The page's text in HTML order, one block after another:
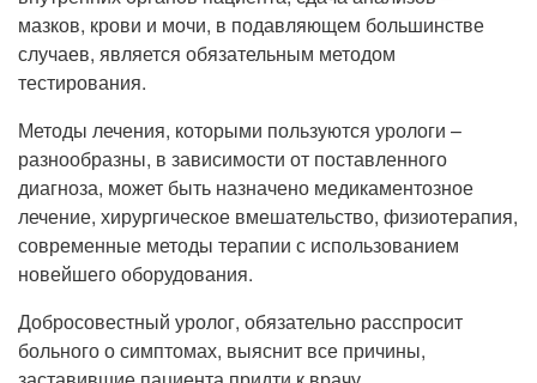
мазков, крови и мочи, в подавляющем большинстве
случаев, является обязательным методом
тестирования.
Методы лечения, которыми пользуются урологи –
разнообразны, в зависимости от поставленного
диагноза, может быть назначено медикаментозное
лечение, хирургическое вмешательство, физиотерапия,
современные методы терапии с использованием
новейшего оборудования.
Добросовестный уролог, обязательно расспросит
больного о симптомах, выяснит все причины,